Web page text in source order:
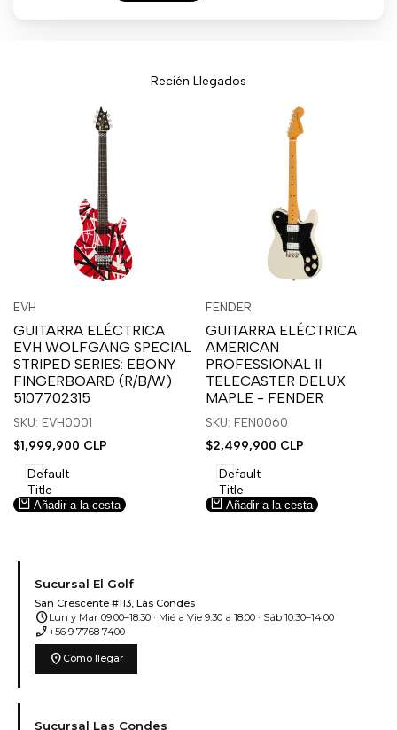
Recién Llegados
sesión
para
usar
la
lista
deseos.
para
usar
Compare
Proveedor:
EVH
GUITARRA ELÉCTRICA
EVH WOLFGANG SPECIAL
STRIPED SERIES: EBONY
FINGERBOARD (R/B/W)
5107702315
SKU: EVH0001
Precio
venta
$1,999,900 CLP
Default
Title
Añadir a la cesta
sesión
para
usar
la
lista
deseos.
sesión
para
usar
Compare
Vista
Proveedor:
FENDER
GUITARRA ELÉCTRICA
AMERICAN
PROFESSIONAL II
TELECASTER DELUX
MAPLE - FENDER
SKU: FEN0060
Precio
venta
$2,499,900 CLP
Default
Title
Añadir a la cesta
Sucursal El Golf
San Crescente #113, Las Condes
scheduleLun y Mar 09:00–18:30 · Mié a Vie 9:30 a 18:00 · Sáb 10:30–14:00
phone_enabled +56 9 7768 7400
location_on Cómo llegar
Sucursal Las Condes